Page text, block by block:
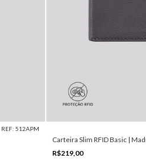
REF: 512APM
Carteira Slim RFID Basic |
R$219,00